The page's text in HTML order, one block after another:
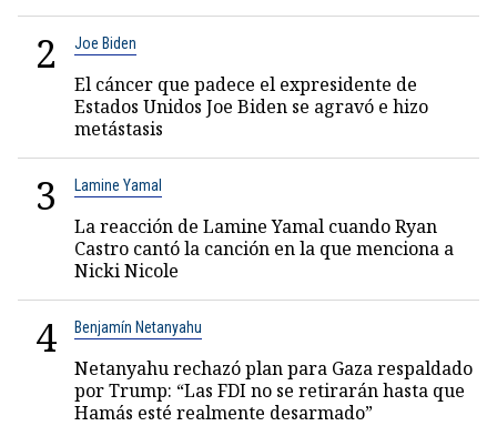
2 Joe Biden
El cáncer que padece el expresidente de
Estados Unidos Joe Biden se agravó e hizo
metástasis
3 Lamine Yamal
La reacción de Lamine Yamal cuando Ryan
Castro cantó la canción en la que menciona a
Nicki Nicole
4 Benjamín Netanyahu
Netanyahu rechazó plan para Gaza respaldado
por Trump: “Las FDI no se retirarán hasta que
Hamás esté realmente desarmado”